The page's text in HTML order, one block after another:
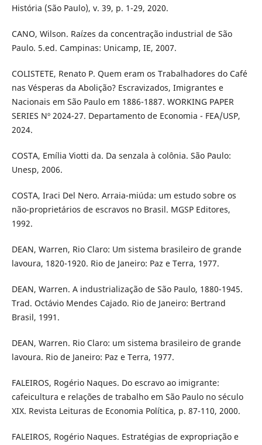
História (São Paulo), v. 39, p. 1-29, 2020.
CANO, Wilson. Raízes da concentração industrial de São
Paulo. 5.ed. Campinas: Unicamp, IE, 2007.
COLISTETE, Renato P. Quem eram os Trabalhadores do Café
nas Vésperas da Abolição? Escravizados, Imigrantes e
Nacionais em São Paulo em 1886-1887. WORKING PAPER
SERIES Nº 2024-27. Departamento de Economia - FEA/USP,
2024.
COSTA, Emília Viotti da. Da senzala à colônia. São Paulo:
Unesp, 2006.
COSTA, Iraci Del Nero. Arraia-miúda: um estudo sobre os
não-proprietários de escravos no Brasil. MGSP Editores,
1992.
DEAN, Warren, Rio Claro: Um sistema brasileiro de grande
lavoura, 1820-1920. Rio de Janeiro: Paz e Terra, 1977.
DEAN, Warren. A industrialização de São Paulo, 1880-1945.
Trad. Octávio Mendes Cajado. Rio de Janeiro: Bertrand
Brasil, 1991.
DEAN, Warren. Rio Claro: um sistema brasileiro de grande
lavoura. Rio de Janeiro: Paz e Terra, 1977.
FALEIROS, Rogério Naques. Do escravo ao imigrante:
cafeicultura e relações de trabalho em São Paulo no século
XIX. Revista Leituras de Economia Política, p. 87-110, 2000.
FALEIROS, Rogério Naques. Estratégias de expropriação e